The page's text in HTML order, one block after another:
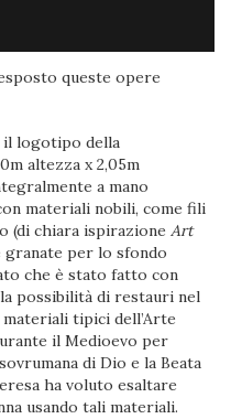
queste opere
il logotipo della
altezza x 2,05m
a mano
materiali nobili, come fili
(di chiara ispirazioneArt
granate per lo sfondo
che è stato fatto con
possibilità di restauri nel
tipici dell’Arte
il Medioevo per
di Dio e la Beata
ha voluto esaltare
usando tali materiali.